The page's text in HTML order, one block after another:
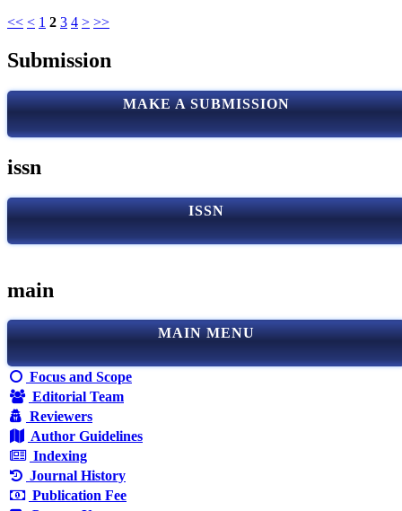
<< < 1 2 3 4 > >>
Submission
MAKE A SUBMISSION
issn
ISSN
main
MAIN MENU
Focus and Scope
Editorial Team
Reviewers
Author Guidelines
Indexing
Journal History
Publication Fee